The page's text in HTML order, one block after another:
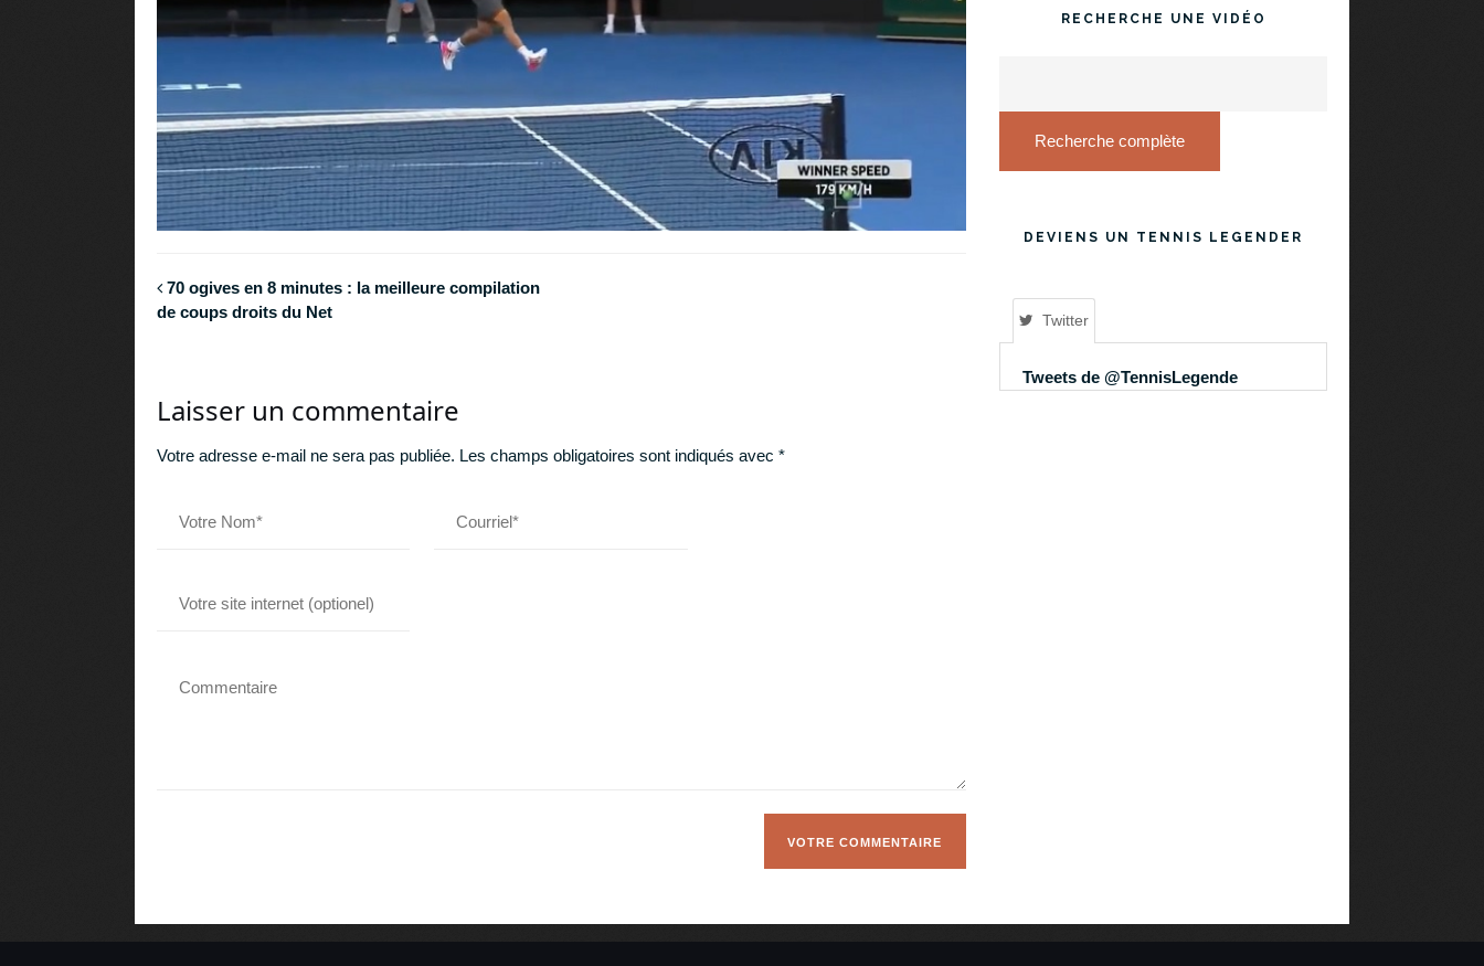
70 ogives en 8 minutes : la meilleure compilation
de coups droits du Net
Laisser un commentaire
Votre adresse e-mail ne sera pas publiée. Les champs obligatoires sont indiqués avec *
RECHERCHE UNE VIDÉO
Recherche complète
DEVIENS UN TENNIS LEGENDER
Twitter
Tweets de @TennisLegende